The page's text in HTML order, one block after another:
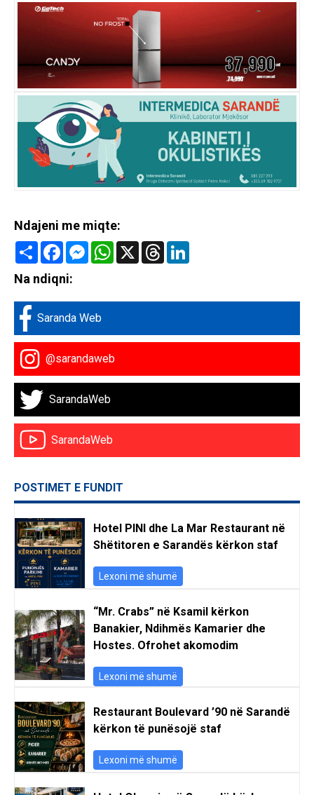
Ndajeni me miqte:
Share FacebookMessenger
WhatsApp
X Threads
Na ndiqni:
Saranda Web
@sarandaweb
SarandaWeb
SarandaWeb
POSTIMET E FUNDIT
Hotel PINI dhe La Mar Restaurant në
Shëtitoren e Sarandës kërkon staf
Lexoni më shumë
“Mr. Crabs” në Ksamil kërkon
Banakier, Ndihmës Kamarier dhe
Hostes. Ofrohet akomodim
Lexoni më shumë
Restaurant Boulevard ’90 në Sarandë
kërkon të punësojë staf
Lexoni më shumë